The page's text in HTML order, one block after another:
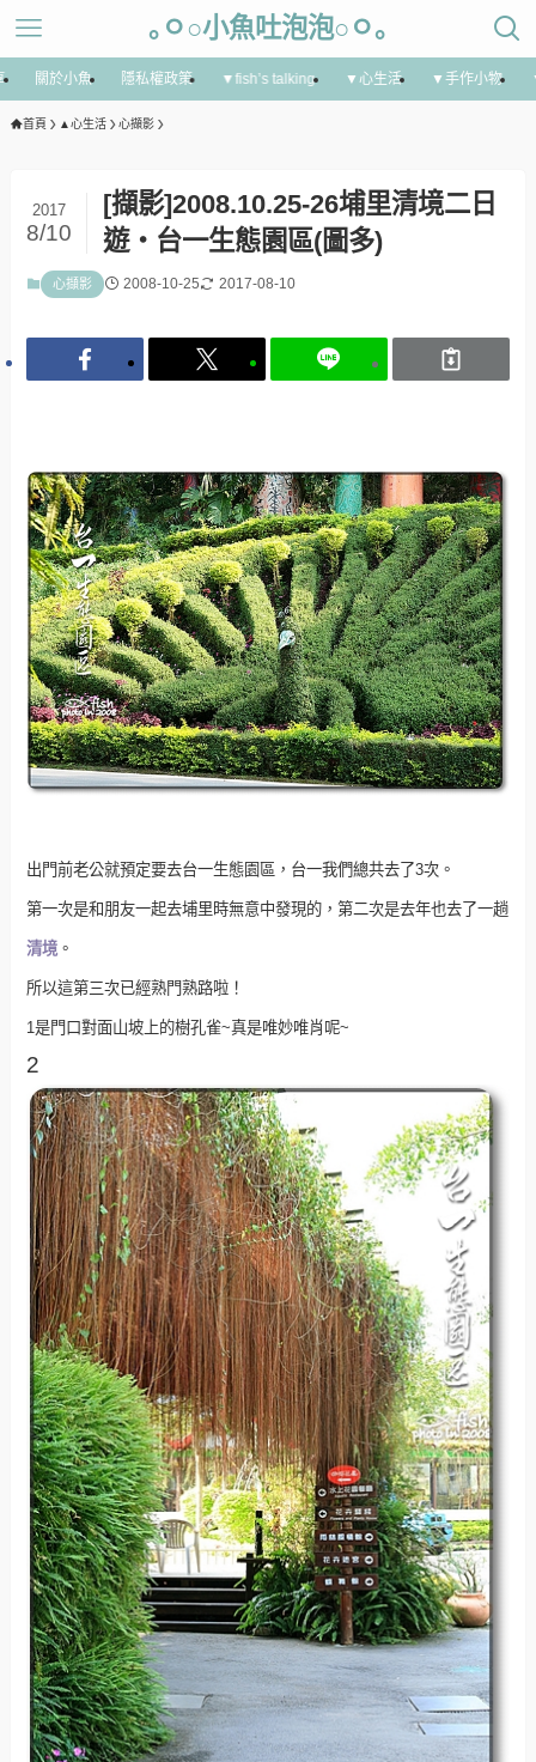
｡ㅇ○小魚吐泡泡○ㅇ｡
關於小魚 隱私權政策 ▼fish’s talking ▼心生活 ▼手作小物
首頁 ▲心生活 心擷影
[擷影]2008.10.25-26埔里清境二日
遊‧台一生態園區(圖多)
2017
8/10
心擷影 2008-10-25 2017-08-10
出門前老公就預定要去台一生態園區，台一我們總共去了3次。
第一次是和朋友一起去埔里時無意中發現的，第二次是去年也去了一趟
清境 。
所以這第三次已經熟門熟路啦！
1是門口對面山坡上的樹孔雀~真是唯妙唯肖呢~
2